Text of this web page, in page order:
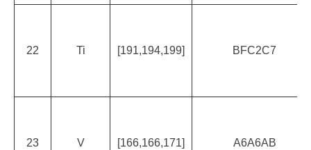
22 Ti [191,194,199] BFC2C7
23 V [166,166,171] A6A6AB